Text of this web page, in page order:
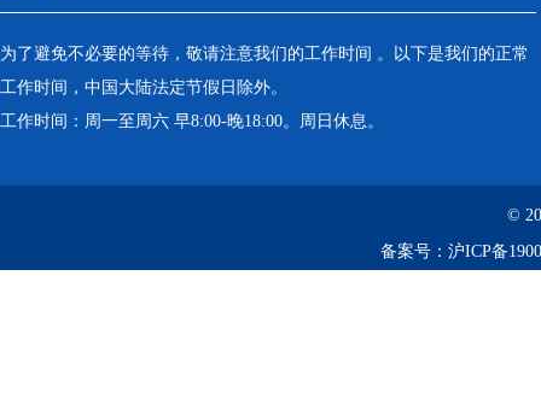
为了避免不必要的等待，敬请注意我们的工作时间 。以下是我们的正常
工作时间，中国大陆法定节假日除外。
工作时间：周一至周六 早8:00-晚18:00。周日休息。
©
备案号： 沪ICP备